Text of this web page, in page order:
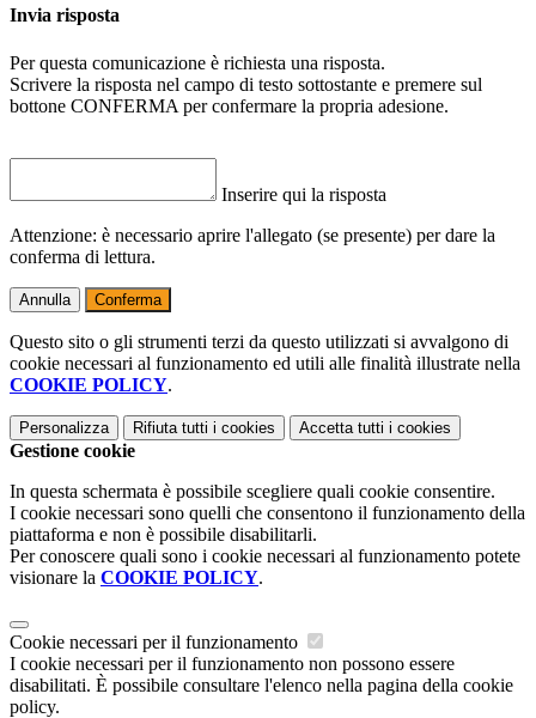
Invia risposta
Per questa comunicazione è richiesta una risposta.
Scrivere la risposta nel campo di testo sottostante e premere sul
bottone CONFERMA per confermare la propria adesione.
Inserire qui la risposta
Attenzione: è necessario aprire l'allegato (se presente) per dare la
conferma di lettura.
Annulla Conferma
Questo sito o gli strumenti terzi da questo utilizzati si avvalgono di
cookie necessari al funzionamento ed utili alle finalità illustrate nella
COOKIE POLICY.
Personalizza Rifiuta tutti i cookies Accetta tutti i cookies
Gestione cookie
In questa schermata è possibile scegliere quali cookie consentire.
I cookie necessari sono quelli che consentono il funzionamento della
piattaforma e non è possibile disabilitarli.
Per conoscere quali sono i cookie necessari al funzionamento potete
visionare la COOKIE POLICY.
Cookie necessari per il funzionamento
I cookie necessari per il funzionamento non possono essere
disabilitati. È possibile consultare l'elenco nella pagina della cookie
policy.